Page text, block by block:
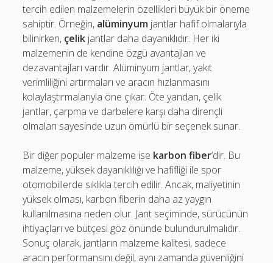
Sayfa Listesi
Tiktok Takipçi Hilesi Şifresiz
Ücretsiz Instagram Bayan Takipçi Hilesi
tercih edilen malzemelerin özellikleri büyük bir öneme
sahiptir. Örneğin, alüminyum jantlar hafif olmalarıyla
bilinirken, çelik jantlar daha dayanıklıdır. Her iki
malzemenin de kendine özgü avantajları ve
dezavantajları vardır. Alüminyum jantlar, yakıt
verimliliğini artırmaları ve aracın hızlanmasını
kolaylaştırmalarıyla öne çıkar. Öte yandan, çelik
jantlar, çarpma ve darbelere karşı daha dirençli
olmaları sayesinde uzun ömürlü bir seçenek sunar.
Bir diğer popüler malzeme ise karbon fiber‘dir. Bu
malzeme, yüksek dayanıklılığı ve hafifliği ile spor
otomobillerde sıklıkla tercih edilir. Ancak, maliyetinin
yüksek olması, karbon fiberin daha az yaygın
kullanılmasına neden olur. Jant seçiminde, sürücünün
ihtiyaçları ve bütçesi göz önünde bulundurulmalıdır.
Sonuç olarak, jantların malzeme kalitesi, sadece
aracın performansını değil, aynı zamanda güvenliğini